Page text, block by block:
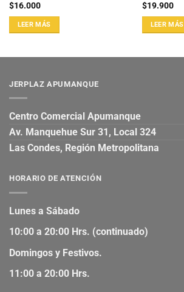
$16.000
LEER MÁS
$19.900
LEER MÁS
JERPLAZ APUMANQUE
Centro Comercial Apumanque
Av. Manquehue Sur 31, Local 324
Las Condes, Región Metropolitana
HORARIO DE ATENCIÓN
Lunes a Sábado
10:00 a 20:00 Hrs. (continuado)
Domingos y Festivos.
11:00 a 20:00 Hrs.